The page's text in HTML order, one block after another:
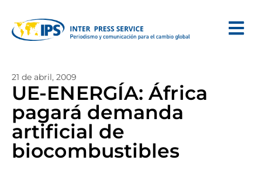
21 de abril, 2009
UE-ENERGÍA: África
pagará demanda
artificial de
biocombustibles